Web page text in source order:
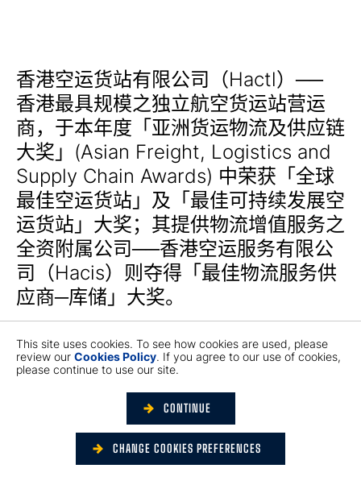
香港空运货站有限公司（Hactl）──
香港最具规模之独立航空货运站营运
商，于本年度「亚洲货运物流及供应链
大奖」(Asian Freight, Logistics and
Supply Chain Awards) 中荣获「全球
最佳空运货站」及「最佳可持续发展空
运货站」大奖；其提供物流增值服务之
全资附属公司──香港空运服务有限公
司（Hacis）则夺得「最佳物流服务供
应商─库储」大奖。
「亚洲货运物流及供应链大奖」旨在表
扬于领导能力、优秀服务水平、创新科
技、卓越顾客关系管理及稳健营运措施
方面具杰出表现的业界企业，包括空运
及海运、机场与港口及行内其他相关的
专业机构。
This site uses cookies. To see how cookies are used, please
review our Cookies Policy. If you agree to our use of cookies,
please continue to use our site.
CONTINUE
CHANGE COOKIES PREFERENCES